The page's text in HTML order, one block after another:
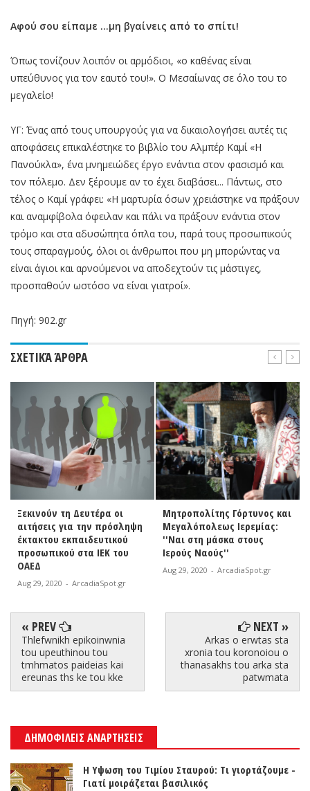
Αφού σου είπαμε ...μη βγαίνεις από το σπίτι!
Όπως τονίζουν λοιπόν οι αρμόδιοι, «ο καθένας είναι
υπεύθυνος για τον εαυτό του!». Ο Μεσαίωνας σε όλο του το
μεγαλείο!
ΥΓ: Ένας από τους υπουργούς για να δικαιολογήσει αυτές τις
αποφάσεις επικαλέστηκε το βιβλίο του Αλμπέρ Καμί «Η
Πανούκλα», ένα μνημειώδες έργο ενάντια στον φασισμό και
τον πόλεμο. Δεν ξέρουμε αν το έχει διαβάσει... Πάντως, στο
τέλος ο Καμί γράφει: «Η μαρτυρία όσων χρειάστηκε να πράξουν
και αναμφίβολα όφειλαν και πάλι να πράξουν ενάντια στον
τρόμο και στα αδυσώπητα όπλα του, παρά τους προσωπικούς
τους σπαραγμούς, όλοι οι άνθρωποι που μη μπορώντας να
είναι άγιοι και αρνούμενοι να αποδεχτούν τις μάστιγες,
προσπαθούν ωστόσο να είναι γιατροί».
Πηγή: 902.gr
ΣΧΕΤΙΚΆ ΆΡΘΡΑ
Ξεκινούν τη Δευτέρα οι
αιτήσεις για την πρόσληψη
έκτακτου εκπαιδευτικού
προσωπικού στα ΙΕΚ του
ΟΑΕΔ
Aug 29, 2020 - ArcadiaSpot.gr
Μητροπολίτης Γόρτυνος και
Μεγαλόπολεως Ιερεμίας:
''Ναι στη μάσκα στους
Ιερούς Ναούς''
Aug 29, 2020 - ArcadiaSpot.gr
« PREV
Thlefwnikh epikoinwnia
tou upeuthinou tou
tmhmatos paideias kai
ereunas ths ke tou kke
NEXT »
Arkas o erwtas sta
xronia tou koronoiou o
thanasakhs tou arka sta
patwmata
ΔΗΜΟΦΙΛΕΙΣ ΑΝΑΡΤΗΣΕΙΣ
Η Υψωση του Τιμίου Σταυρού: Τι γιορτάζουμε -
Γιατί μοιράζεται βασιλικός